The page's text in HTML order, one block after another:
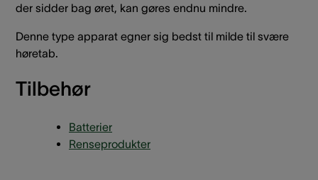
der sidder bag øret, kan gøres endnu mindre.
Denne type apparat egner sig bedst til milde til svære
høretab.
Tilbehør
Batterier
Renseprodukter